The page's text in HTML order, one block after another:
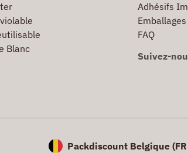
Blanc
Adhésifs
FAQ
Suivez-
Packdiscount Belgique (